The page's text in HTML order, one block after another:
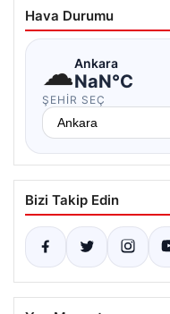
Hava Durumu
☁Ankara
NaN°C
ŞEHIR SEÇ
Bizi Takip Edin